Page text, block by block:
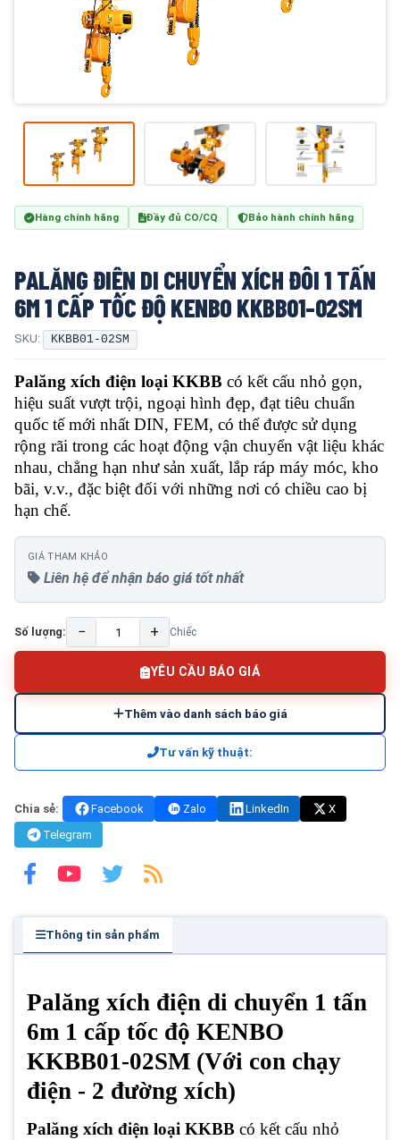
Hàng chính hãng Đầy đủ CO/CQ Bảo hành chính hãng
PALĂNG ĐIỆN DI CHUYỂN XÍCH ĐÔI 1 TẤN
6M 1 CẤP TỐC ĐỘ KENBO KKBB01-02SM
SKU: KKBB01-02SM
Palăng xích điện loại KKBB có kết cấu nhỏ gọn,
hiệu suất vượt trội, ngoại hình đẹp, đạt tiêu chuẩn
quốc tế mới nhất DIN, FEM, có thể được sử dụng
rộng rãi trong các hoạt động vận chuyển vật liệu khác
nhau, chẳng hạn như sản xuất, lắp ráp máy móc, kho
bãi, v.v., đặc biệt đối với những nơi có chiều cao bị
hạn chế.
GIÁ THAM KHẢO
Liên hệ để nhận báo giá tốt nhất
Số lượng: − + Chiếc
YÊU CẦU BÁO GIÁ
Thêm vào danh sách báo giá
Tư vấn kỹ thuật:
Chia sẻ: Facebook Zalo LinkedIn
X
Telegram
Thông tin sản phẩm
Palăng xích điện di chuyển 1 tấn
6m 1 cấp tốc độ KENBO
KKBB01-02SM (Với con chạy
điện - 2 đường xích)
Palăng xích điện loại KKBB có kết cấu nhỏ